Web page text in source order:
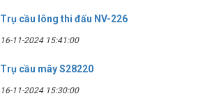
Trụ cầu lông thi đấu NV-226
16-11-2024 15:41:00
Trụ cầu mây S28220
16-11-2024 15:30:00